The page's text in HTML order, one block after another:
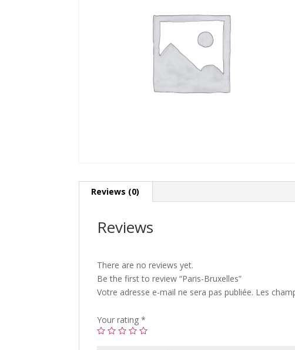
Reviews (0)
Reviews
There are no reviews yet.
Be the first to review “Paris-Bruxelles”
Votre adresse e-mail ne sera pas publiée. Les
Your rating*